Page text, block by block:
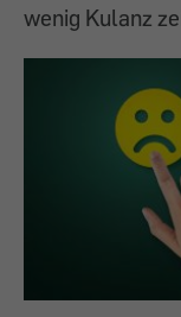
wenig Kulanz